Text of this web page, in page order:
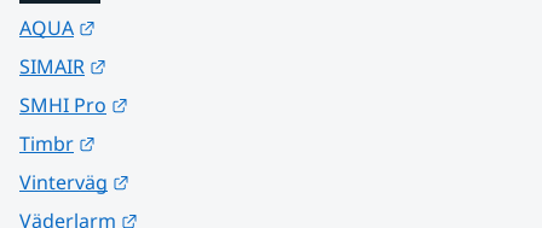
AQUA
SIMAIR
SMHI Pro
Timbr
Vinterväg
Väderlarm